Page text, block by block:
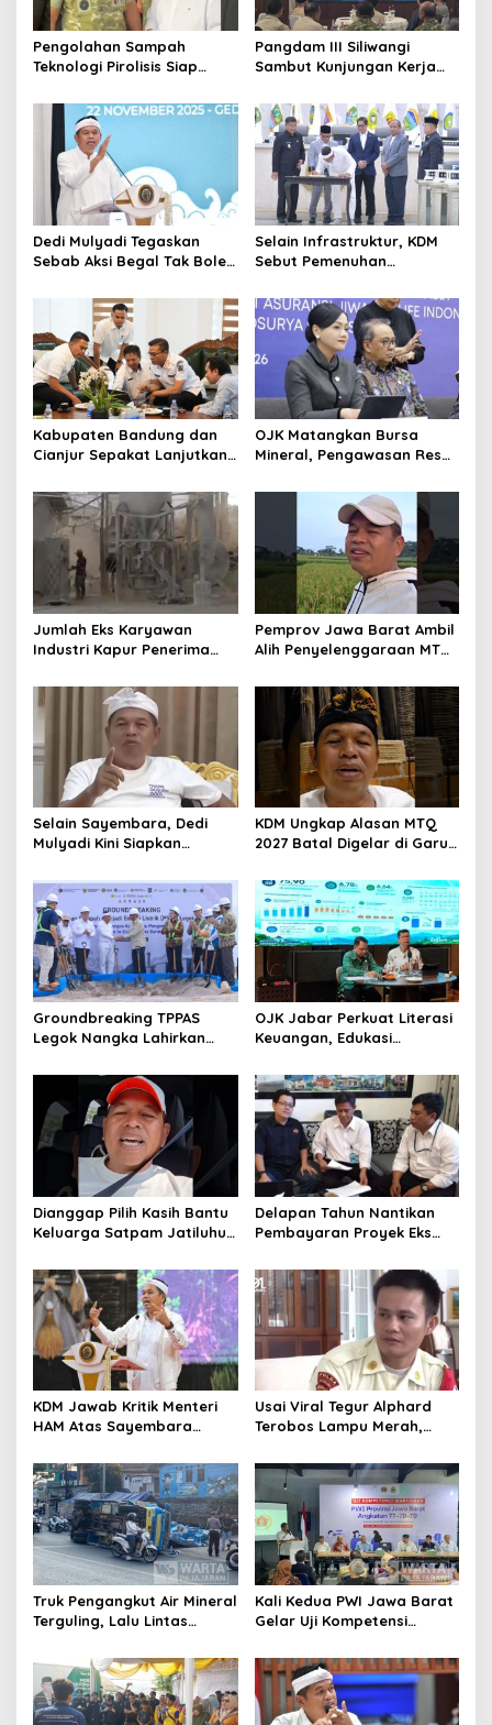
Pengolahan Sampah
Teknologi Pirolisis Siap
Sampah Harian Jawa
Barat
Pangdam III Siliwangi
Sambut Kunjungan Kerja
Perhatian Pemerintah
Dedi Mulyadi Tegaskan
Sebab Aksi Begal Tak Boleh
Ekonomi
Selain Infrastruktur, KDM
Sebut Pemenuhan
Masyarakat Jadi Fokus
APBD Jabar 2027
Kabupaten Bandung dan
Cianjur Sepakat Lanjutkan
Percepat Pertumbuhan
Ekonomi Daerah
OJK Matangkan Bursa
Mineral, Pengawasan Resmi
Jumlah Eks Karyawan
Industri Kapur Penerima
Bertambah, KDM: Kita
Identifikasi
Pemprov Jawa Barat Ambil
Alih Penyelenggaraan MTQ
Jadi Tuan Rumah
Selain Sayembara, Dedi
Mulyadi Kini Siapkan
Sebarkan Lokasi Penjualan
Narkotika
KDM Ungkap Alasan MTQ
2027 Batal Digelar di Garut,
Groundbreaking TPPAS
Legok Nangka Lahirkan
Penyelesaian Sampah
Bandung Raya
OJK Jabar Perkuat Literasi
Keuangan, Edukasi
Pertumbuhan Ekonomi
Dianggap Pilih Kasih Bantu
Keluarga Satpam Jatiluhur
Penjelasan Dedi Mulyadi
Delapan Tahun Nantikan
Pembayaran Proyek Eks
Tasikmalaya Akui Merugi 3,9
Miliar
KDM Jawab Kritik Menteri
HAM Atas Sayembara
Pelaku Kejahatan
Usai Viral Tegur Alphard
Terobos Lampu Merah,
Jadi Satpam Gedung Sate
Truk Pengangkut Air Mineral
Terguling, Lalu Lintas
Memadat
Kali Kedua PWI Jawa Barat
Gelar Uji Kompetensi